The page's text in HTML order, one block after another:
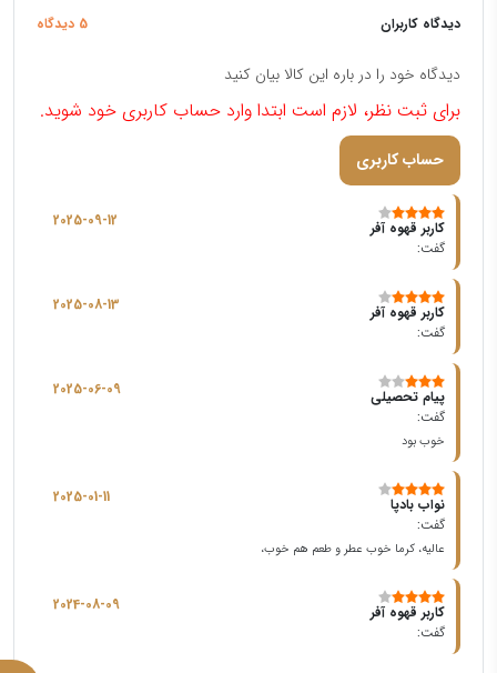
طعم نسبتا ملایم قهوه‌های کلمبیایی آن را به انتخابی ایده‌آل برای
تبدیل می‌کند. می‌توان آن‌ها را بدون تلخ شدن بیش از حد
برشته کرد. همچنین مخلوط دانه کلمبیا با
کردن طعم های تند، رایحه شکلاتی (آجیلی) دلپسندی دارد.
دیدگاه کاربران 5 دیدگاه
دیدگاه خود را در باره این کالا بیان کنید
برای ثبت نظر، لازم است ابتدا وارد حساب کاربری خود شوید.
حساب کاربری
کاربر قهوه آفر
گفت:
2025-09-12
کاربر قهوه آفر
گفت:
2025-08-13
پیام تحصیلی
گفت:
2025-06-09
خوب بود
نواب بادپا
گفت:
2025-01-11
عالیه، کرما خوب عطر و طعم هم خوب،
کاربر قهوه آفر
گفت:
2024-08-09